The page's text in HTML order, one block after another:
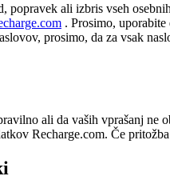
popravek ali izbris vseh
. Prosimo,
prosimo, da za vsak
ali da vaših vprašanj ne
Recharge.com. Če